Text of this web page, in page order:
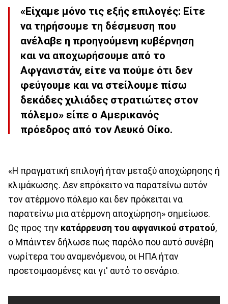
«Είχαμε μόνο τις εξής επιλογές: Είτε
να τηρήσουμε τη δέσμευση που
ανέλαβε η προηγούμενη κυβέρνηση
και να αποχωρήσουμε από το
Αφγανιστάν, είτε να πούμε ότι δεν
φεύγουμε και να στείλουμε πίσω
δεκάδες χιλιάδες στρατιώτες στον
πόλεμο» είπε ο Αμερικανός
πρόεδρος από τον Λευκό Οίκο.
«Η πραγματική επιλογή ήταν μεταξύ αποχώρησης ή
κλιμάκωσης. Δεν επρόκειτο να παρατείνω αυτόν
τον ατέρμονο πόλεμο και δεν πρόκειται να
παρατείνω μια ατέρμονη αποχώρηση» σημείωσε.
Ως προς την κατάρρευση του αφγανικού στρατού,
ο Μπάιντεν δήλωσε πως παρόλο που αυτό συνέβη
νωρίτερα του αναμενόμενου, οι ΗΠΑ ήταν
προετοιμασμένες και γι' αυτό το σενάριο.